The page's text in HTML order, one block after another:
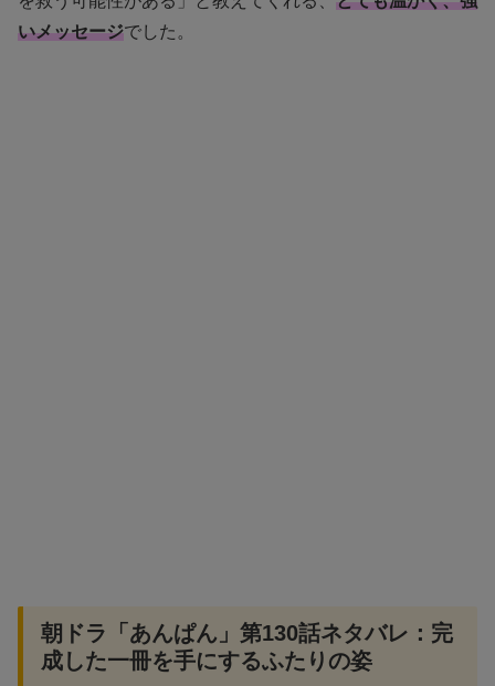
いメッセージでした。
朝ドラ「あんぱん」第130話ネタバレ：完
成した一冊を手にするふたりの姿